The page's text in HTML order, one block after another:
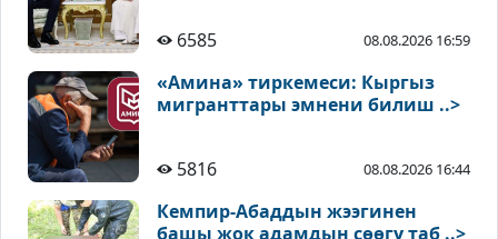
6585 08.08.2026 16:59
«Амина» тиркемеси: Кыргыз
мигранттары эмнени билиш ..>
5816 08.08.2026 16:44
Кемпир-Абаддын жээгинен
башы жок адамдын сөөгү таб ..>